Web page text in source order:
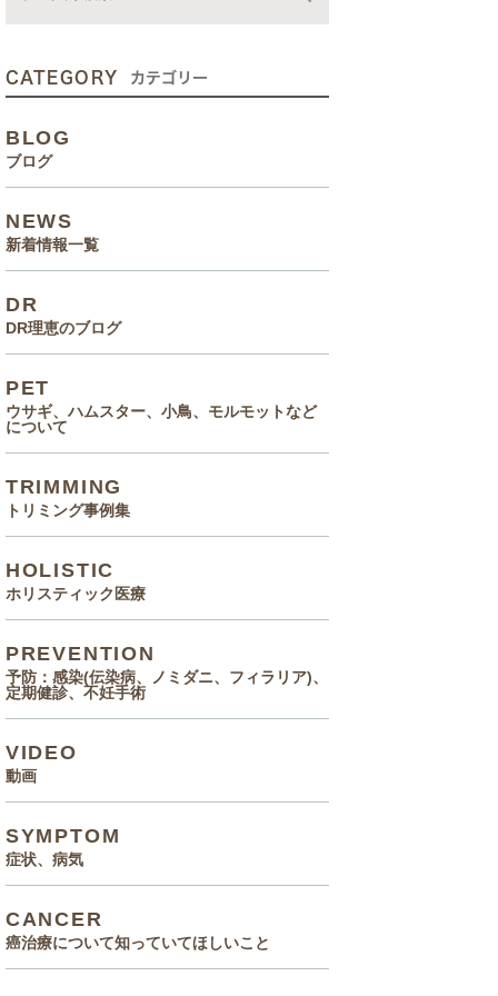
CATEGORY カテゴリー
BLOG
ブログ
NEWS
新着情報一覧
DR
DR理恵のブログ
PET
ウサギ、ハムスター、小鳥、モルモットなど
について
TRIMMING
トリミング事例集
HOLISTIC
ホリスティック医療
PREVENTION
予防：感染(伝染病、ノミダニ、フィラリア)、
定期健診、不妊手術
VIDEO
動画
SYMPTOM
症状、病気
CANCER
癌治療について知っていてほしいこと